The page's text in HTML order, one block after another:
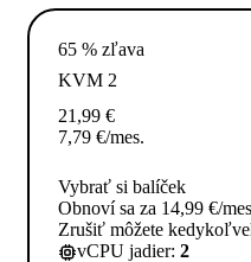
65 % zľava
KVM 2
21,99 €
7,79 €/mes.
Vybrať si balíček
Obnoví sa za 14,99 €/
Zrušiť môžete
vCPU jadier: 2